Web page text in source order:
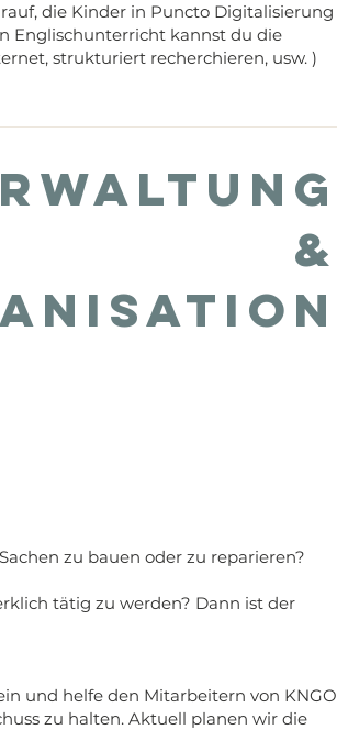
die Kinder in Puncto Digitalisierung
Englischunterricht kannst du die
strukturiert recherchieren, usw. )
&
zu bauen oder zu reparieren?
tätig zu werden? Dann ist der
und helfe den Mitarbeitern von KNGO
zu halten. Aktuell planen wir die